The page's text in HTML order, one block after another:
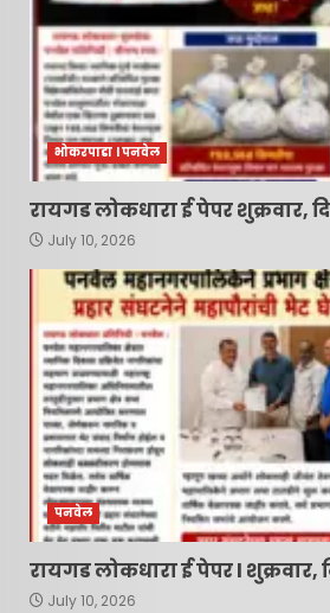
4
नवी मुंबई
नामकरणाचा
करणार – सचिन
July 10, 2026
5
महात्मा फुले
आमूलाग्र
प्रशांत ठाकूर
July 10, 2026
6
मोहोपाडा (
परिषद शाळेत
झाला ‘शाळा
विद्यार्थ्यांचे
स्वागत…
June 16, 2026
7
कामोठे पोलीस
आवारातून
प्रकरणातील
पोलिसांच्या
प्रश्नचिन्ह,
भोकरपाडा l पनवेल
रायगड लोकधारा ई पेपर शुक्रवार,
July 10, 2026
पनवेल
रायगड लोकधारा ई पेपर l शुक्रवार,
July 10, 2026